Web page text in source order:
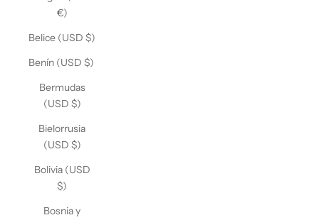
€)
Belice (USD $)
Benín (USD $)
Bermudas
(USD $)
Bielorrusia
(USD $)
Bolivia (USD
$)
Bosnia y